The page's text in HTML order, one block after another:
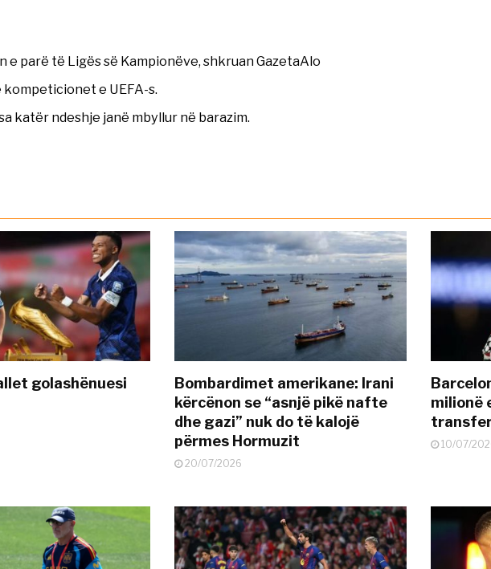
parë të Ligës së Kampionëve, shkruan GazetaAlo
kompeticionet e UEFA-s.
katër ndeshje janë mbyllur në barazim.
golashënuesi
Bombardimet amerikane: Irani
kërcënon se “asnjë pikë nafte
dhe gazi” nuk do të kalojë
përmes Hormuzit
20/07/2026
milionë
10/07/